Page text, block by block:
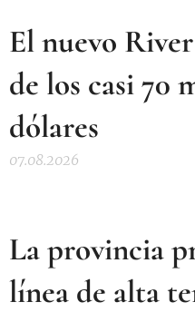
El nuevo
de los casi 70
dólares
07.08.2026
La provincia
línea de alta